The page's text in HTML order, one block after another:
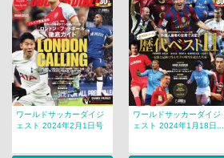
ワールドサッカーダイジ
ェスト 2024年2月1日号
ワールドサッカーダイジ
ェスト 2024年1月18日...